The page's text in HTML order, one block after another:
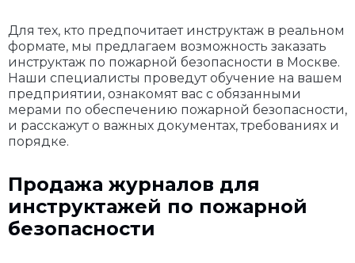
Для тех, кто предпочитает инструктаж в реальном
формате, мы предлагаем возможность заказать
инструктаж по пожарной безопасности в Москве.
Наши специалисты проведут обучение на вашем
предприятии, ознакомят вас с обязанными
мерами по обеспечению пожарной безопасности,
и расскажут о важных документах, требованиях и
порядке.
Продажа журналов для
инструктажей по пожарной
безопасности